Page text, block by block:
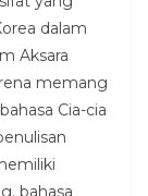
dalam
Aksara
memang
Cia-cia
bahasa